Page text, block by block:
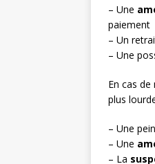
– Une
paiement
– Un
– Une
En cas
plus
– Une
– Une
– La